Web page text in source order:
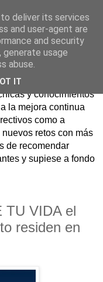
la lectura de libros
y conocimientos
la mejora continua
como a
retos con más
de recomendar
y supiese a fondo
TU VIDA el
residen en
deliver its services
and user-agent are
and security
usage
abuse.
IT